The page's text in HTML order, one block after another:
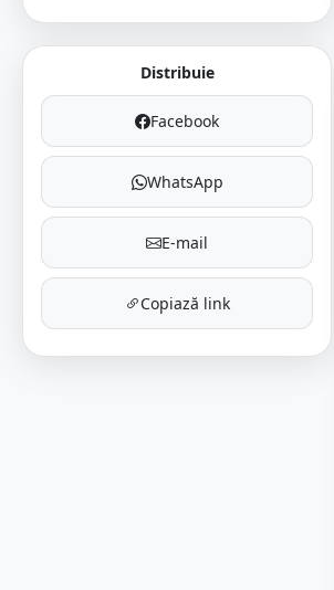
Distribuie
Facebook
WhatsApp
E-mail
Copiază link